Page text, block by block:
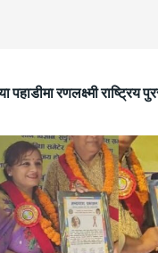
पहाडीमा रणलक्ष्मी राष्ट्रिय